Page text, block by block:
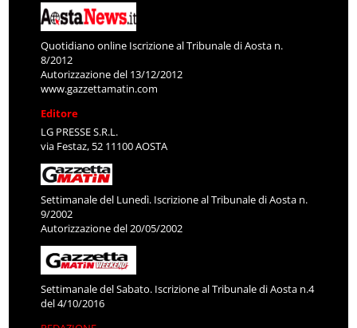
Quotidiano online Iscrizione al Tribunale di Aosta n.
8/2012
Autorizzazione del 13/12/2012
www.gazzettamatin.com
Editore
LG PRESSE S.R.L.
via Festaz, 52 11100 AOSTA
Settimanale del Lunedì. Iscrizione al Tribunale di Aosta n.
9/2002
Autorizzazione del 20/05/2002
Settimanale del Sabato. Iscrizione al Tribunale di Aosta n.4
del 4/10/2016